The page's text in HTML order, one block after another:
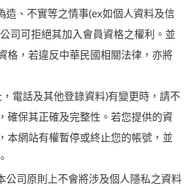
造、不實等之情事(ex如個人資料及信
司可拒絕其加入會員資格之權利。並
格，若違反中華民國相關法律，亦將
電話及其他登錄資料)有變更時，請不
確保其正確及完整性。若您提供的資
本網站有權暫停或終止您的帳號，並
公司原則上不會將涉及個人隱私之資料